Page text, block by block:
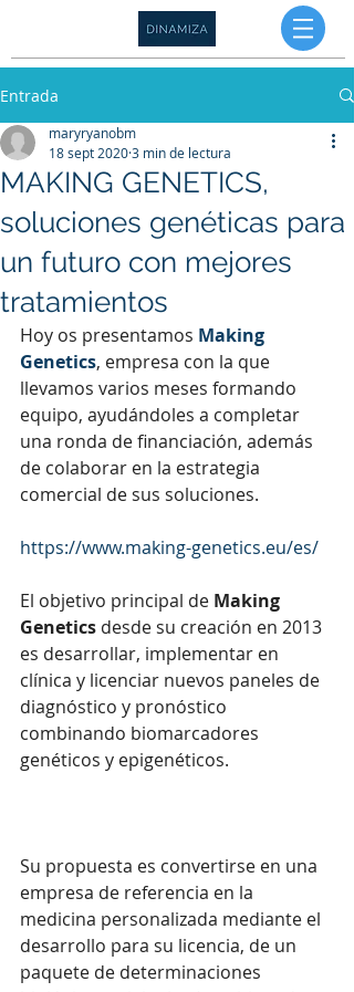
Entrada
MAKING GENETICS,
soluciones genéticas para
un futuro con mejores
tratamientos
maryryanobm
18 sept 20203 min de lectura
Hoy os presentamos Making
Genetics, empresa con la que
llevamos varios meses formando
equipo, ayudándoles a completar
una ronda de financiación, además
de colaborar en la estrategia
comercial de sus soluciones.
https://www.making-genetics.eu/es/
El objetivo principal de Making
Genetics desde su creación en 2013
es desarrollar, implementar en
clínica y licenciar nuevos paneles de
diagnóstico y pronóstico
combinando biomarcadores
genéticos y epigenéticos.
Su propuesta es convertirse en una
empresa de referencia en la
medicina personalizada mediante el
desarrollo para su licencia, de un
paquete de determinaciones